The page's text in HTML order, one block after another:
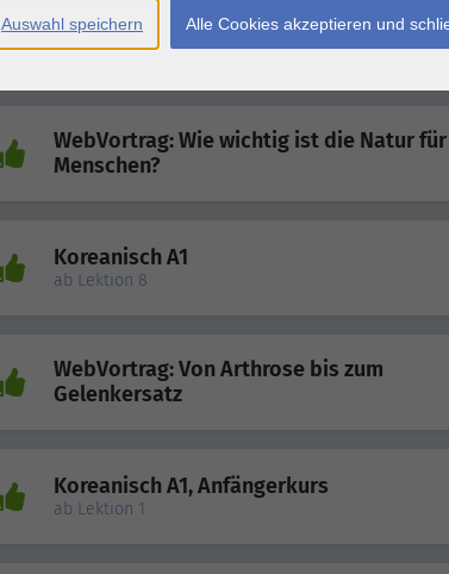
Letterlocking II
Historische Briefschlösser – besonders raffinierte
WebVortrag: Wie wichtig ist die Natur
Menschen?
Koreanisch A1
ab Lektion 8
WebVortrag: Von Arthrose bis zum
Gelenkersatz
Koreanisch A1, Anfängerkurs
ab Lektion 1
Auswahl speichern Alle Cookies akzeptieren und